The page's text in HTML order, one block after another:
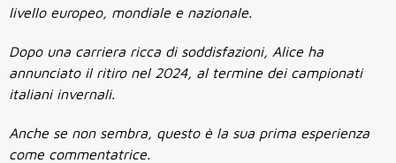
livello europeo, mondiale e nazionale.
Dopo una carriera ricca di soddisfazioni, Alice ha
annunciato il ritiro nel 2024, al termine dei campionati
italiani invernali.
Anche se non sembra, questo è la sua prima esperienza
come commentatrice.